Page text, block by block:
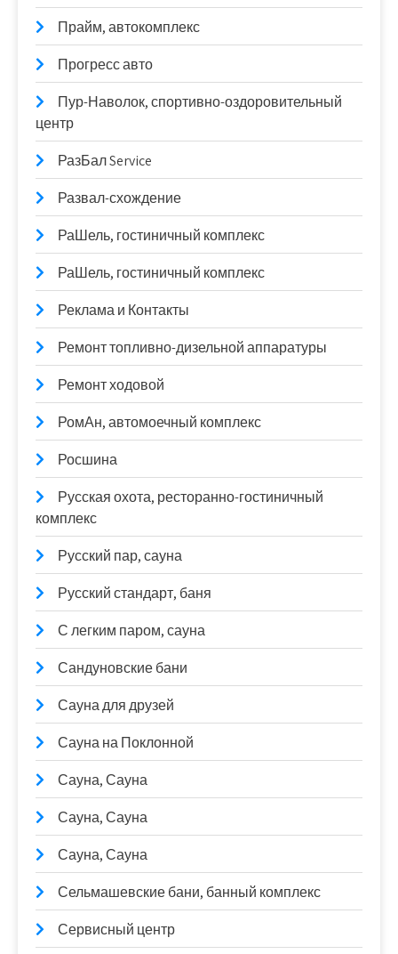
Прайм, автокомплекс
Прогресс авто
Пур-Наволок, спортивно-оздоровительный
центр
РазБал Service
Развал-схождение
РаШель, гостиничный комплекс
РаШель, гостиничный комплекс
Реклама и Контакты
Ремонт топливно-дизельной аппаратуры
Ремонт ходовой
РомАн, автомоечный комплекс
Росшина
Русская охота, ресторанно-гостиничный
комплекс
Русский пар, сауна
Русский стандарт, баня
С легким паром, сауна
Сандуновские бани
Сауна для друзей
Сауна на Поклонной
Сауна, Сауна
Сауна, Сауна
Сауна, Сауна
Сельмашевские бани, банный комплекс
Сервисный центр